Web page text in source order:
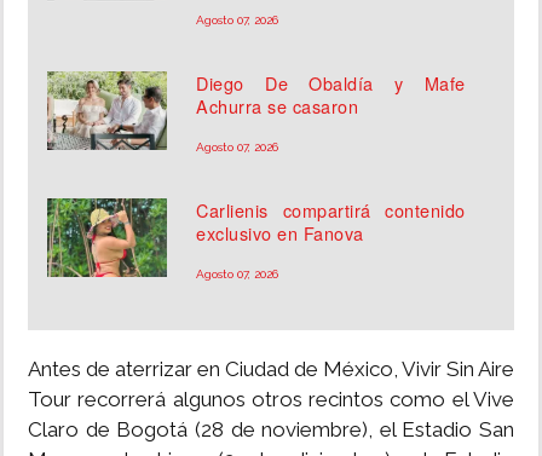
Agosto 07, 2026
Diego De Obaldía y Mafe
Achurra se casaron
Agosto 07, 2026
Carlienis compartirá contenido
exclusivo en Fanova
Agosto 07, 2026
Antes de aterrizar en Ciudad de México, Vivir Sin Aire
Tour recorrerá algunos otros recintos como el Vive
Claro de Bogotá (28 de noviembre), el Estadio San